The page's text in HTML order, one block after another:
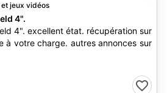
et jeux vidéos
4".
4". excellent état. récupération sur
à votre charge. autres annonces sur